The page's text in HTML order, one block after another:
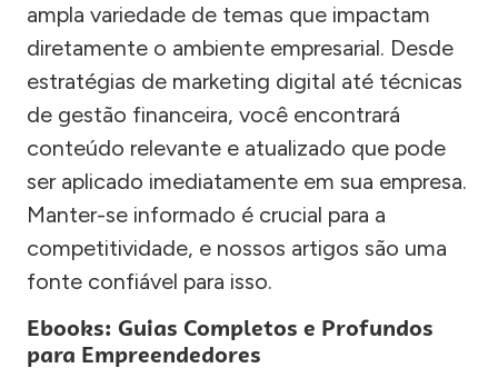
ampla variedade de temas que impactam
diretamente o ambiente empresarial. Desde
estratégias de marketing digital até técnicas
de gestão financeira, você encontrará
conteúdo relevante e atualizado que pode
ser aplicado imediatamente em sua empresa.
Manter-se informado é crucial para a
competitividade, e nossos artigos são uma
fonte confiável para isso.
Ebooks: Guias Completos e Profundos
para Empreendedores